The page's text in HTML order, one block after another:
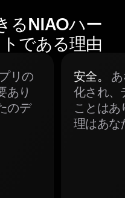
るNIAOハー
である理由
リの
あり
のデ
安全。
化され、
ことはあ
理はあな